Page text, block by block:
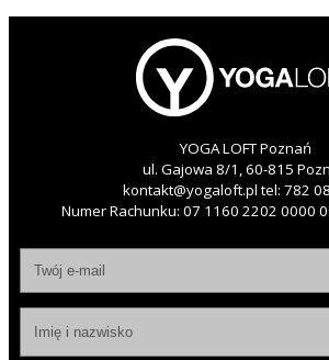
YOGA LOFT Poznań
ul. Gajowa 8/1, 60-815
kontakt@yogaloft.pltel: 782
Numer Rachunku: 07 1160 2202 0000